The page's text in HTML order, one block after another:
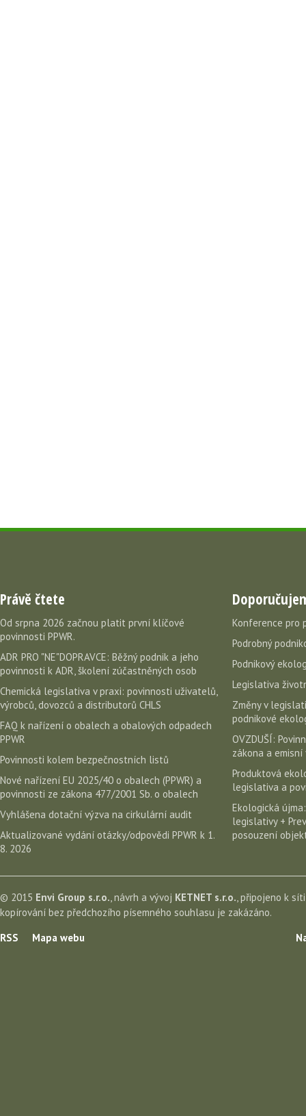
Právě čtete
Od srpna 2026 začnou platit první klíčové
povinnosti PPWR.
ADR PRO "NE"DOPRAVCE: Běžný podnik a jeho
povinnosti k ADR, školení zúčastněných osob
Chemická legislativa v praxi: povinnosti uživatelů,
výrobců, dovozců a distributorů CHLS
FAQ k nařízení o obalech a obalových odpadech
PPWR
Povinnosti kolem bezpečnostních listů
Nové nařízení EU 2025/40 o obalech (PPWR) a
povinnosti ze zákona 477/2001 Sb. o obalech
Vyhlášena dotační výzva na cirkulární audit
Aktualizované vydání otázky/odpovědi PPWR k 1.
8. 2026
Konference pro
Podrobný
Podnikový
Legislativa
Změny v
podnikové
OVZDUŠÍ:
zákona a emisní
Produktová
legislativa a
Ekologická
legislativy +
posouzení
© 2015 Envi Group s.r.o., návrh a vývoj KETNET s.r.o., připojeno k
kopírování bez předchozího písemného souhlasu je zakázáno.
RSS
Mapa webu